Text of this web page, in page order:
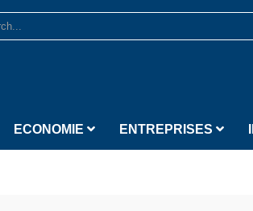
ECONOMIE ENTREPRISES